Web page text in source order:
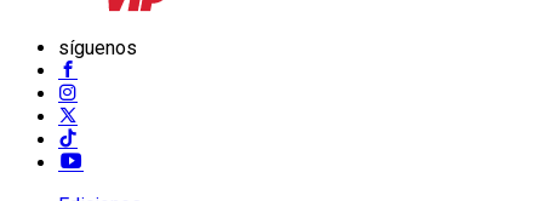
síguenos